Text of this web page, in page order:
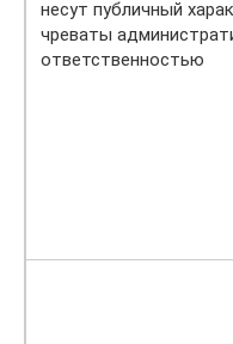
несут публичный
чреваты
ответственностью